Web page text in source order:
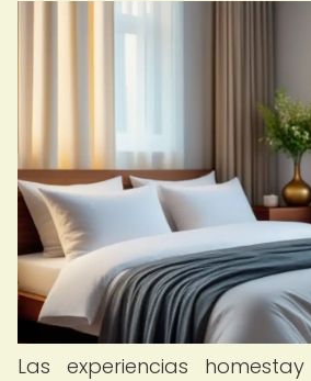
Las experiencias